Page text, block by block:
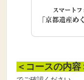
＜コースの内容